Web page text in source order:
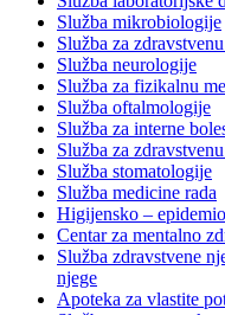
Služba mikrobiologije
Služba za
Služba neurologije
Služba za fizikalnu
Služba oftalmologije
Služba za interne
Služba za
Služba stomatologije
Služba medicine rada
Higijensko –
Centar za mentalno
Služba zdravstvene
njege
Apoteka za vlastite